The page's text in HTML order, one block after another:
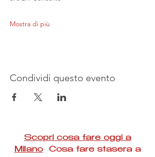
Mostra di più
Condividi questo evento
Scopri cosa fare oggi a
MilanoCosa fare stasera a